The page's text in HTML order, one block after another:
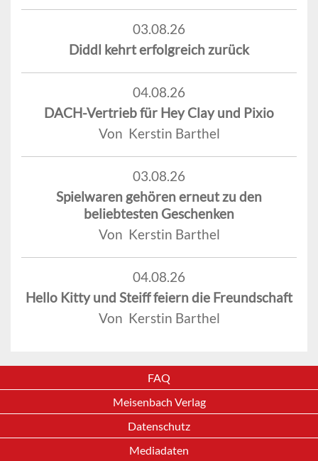
03.08.26
Diddl kehrt erfolgreich zurück
04.08.26
DACH-Vertrieb für Hey Clay und Pixio
Von Kerstin Barthel
03.08.26
Spielwaren gehören erneut zu den
beliebtesten Geschenken
Von Kerstin Barthel
04.08.26
Hello Kitty und Steiff feiern die Freundschaft
Von Kerstin Barthel
FAQ
Meisenbach Verlag
Datenschutz
Mediadaten